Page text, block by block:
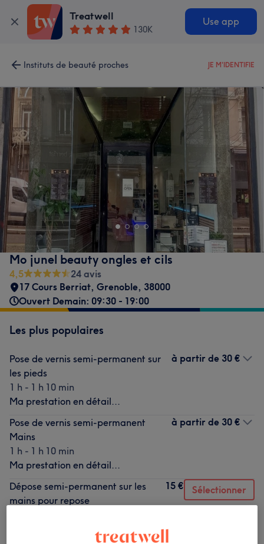
Treatwell
130K
Use app
Instituts de beauté proches JE M'IDENTIFIE
Mo junel beauty ongles et cils
4,5
24 avis
17 Cours Berriat, Grenoble, 38000
Ouvert Demain: 09:30 - 19:00
Les plus populaires
Pose de vernis semi-permanent sur
les pieds
1 h - 1 h 10 min
Ma prestation en détail...
à partir de 30 €
Pose de vernis semi-permanent
Mains
1 h - 1 h 10 min
Ma prestation en détail...
à partir de 30 €
Dépose semi-permanent sur les
mains pour repose
15 € Sélectionner
Dépose semi-permanent sur les